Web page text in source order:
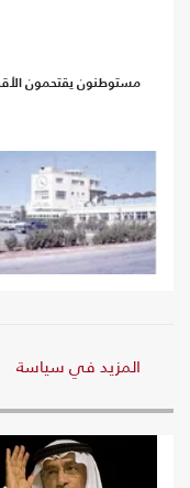
مستوطنون يقتحمون
المزيد في سياسة